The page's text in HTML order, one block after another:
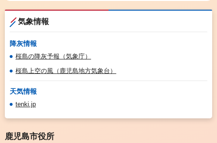
気象情報
降灰情報
桜島の降灰予報（気象庁）
桜島上空の風（鹿児島地方気象台）
天気情報
tenki.jp
鹿児島市役所